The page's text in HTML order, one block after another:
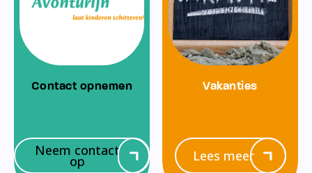
Contact opnemen
Neem contact
op
Vakanties
Lees meer